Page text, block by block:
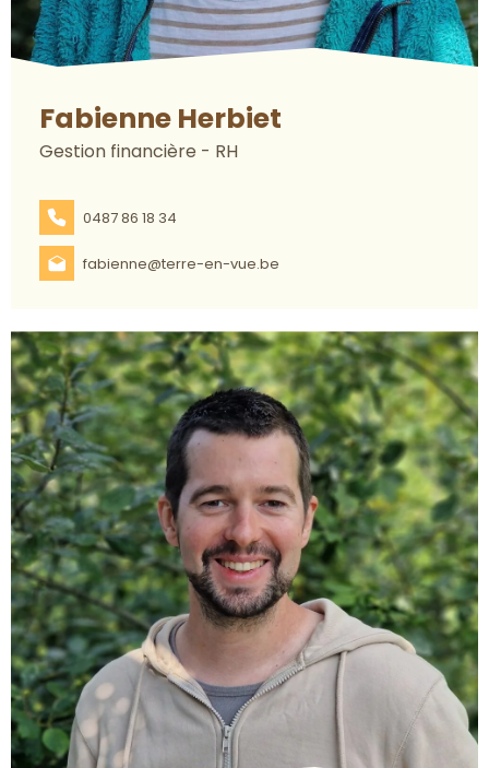
Fabienne Herbiet
Gestion financière - RH
0487 86 18 34
fabienne@terre-en-vue.be